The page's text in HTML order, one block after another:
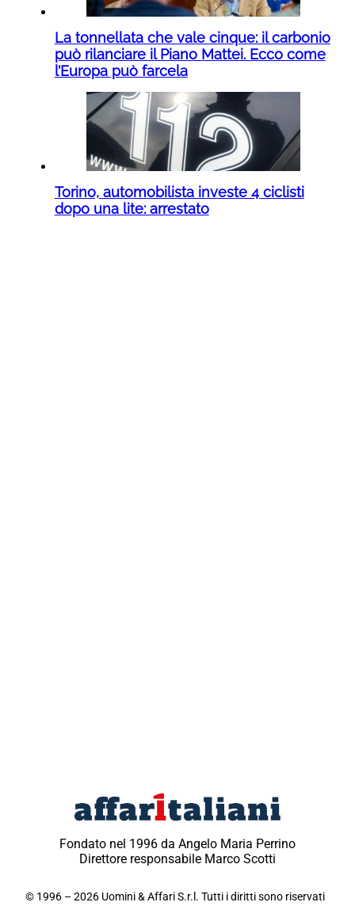
La tonnellata che vale cinque: il carbonio
può rilanciare il Piano Mattei. Ecco come
l’Europa può farcela
Torino, automobilista investe 4 ciclisti
dopo una lite: arrestato
Fondato nel 1996 da Angelo Maria Perrino
Direttore responsabile Marco Scotti
© 1996 – 2026 Uomini & Affari S.r.l. Tutti i diritti sono riservati